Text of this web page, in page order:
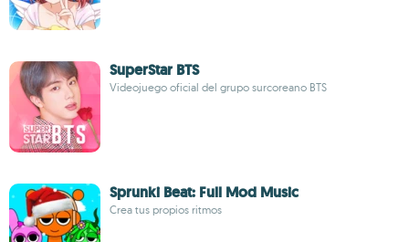
SuperStar BTS
Videojuego oficial del grupo surcoreano BTS
Sprunki Beat: Full Mod Music
Crea tus propios ritmos